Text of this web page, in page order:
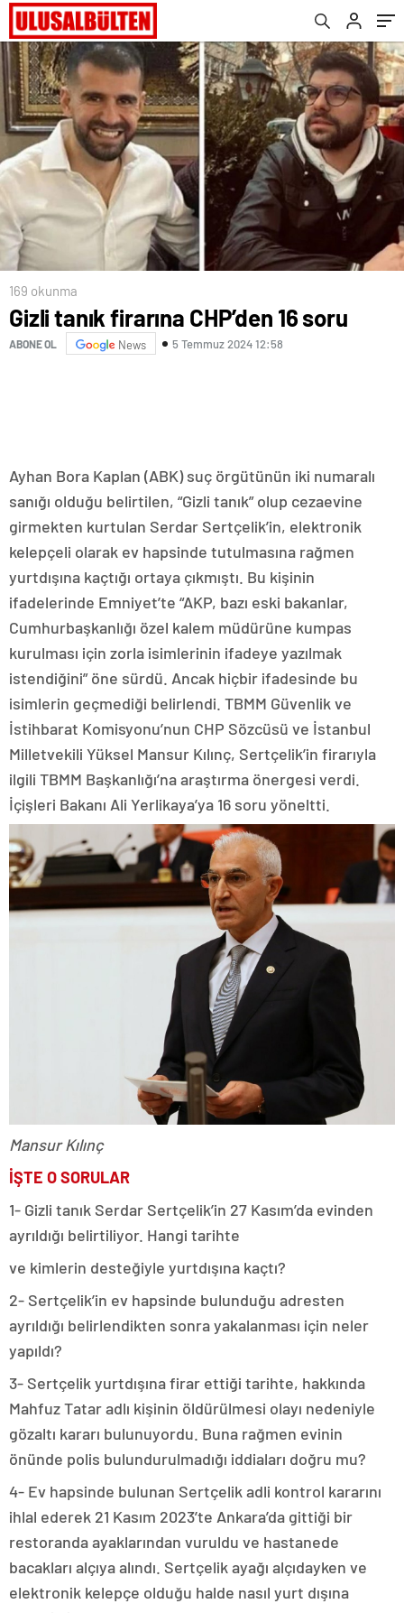
169 okunma
Gizli tanık firarına CHP’den 16 soru
ABONE OL News 5 Temmuz 2024 12:58
Ayhan Bora Kaplan (ABK) suç örgütünün iki numaralı
sanığı olduğu belirtilen, “Gizli tanık” olup cezaevine
girmekten kurtulan Serdar Sertçelik’in, elektronik
kelepçeli olarak ev hapsinde tutulmasına rağmen
yurtdışına kaçtığı ortaya çıkmıştı. Bu kişinin
ifadelerinde Emniyet’te “AKP, bazı eski bakanlar,
Cumhurbaşkanlığı özel kalem müdürüne kumpas
kurulması için zorla isimlerinin ifadeye yazılmak
istendiğini” öne sürdü. Ancak hiçbir ifadesinde bu
isimlerin geçmediği belirlendi. TBMM Güvenlik ve
İstihbarat Komisyonu’nun CHP Sözcüsü ve İstanbul
Milletvekili Yüksel Mansur Kılınç, Sertçelik’in firarıyla
ilgili TBMM Başkanlığı’na araştırma önergesi verdi.
İçişleri Bakanı Ali Yerlikaya’ya 16 soru yöneltti.
Mansur Kılınç
İŞTE O SORULAR
1- Gizli tanık Serdar Sertçelik’in 27 Kasım’da evinden
ayrıldığı belirtiliyor. Hangi tarihte
ve kimlerin desteğiyle yurtdışına kaçtı?
2- Sertçelik’in ev hapsinde bulunduğu adresten
ayrıldığı belirlendikten sonra yakalanması için neler
yapıldı?
3- Sertçelik yurtdışına firar ettiği tarihte, hakkında
Mahfuz Tatar adlı kişinin öldürülmesi olayı nedeniyle
gözaltı kararı bulunuyordu. Buna rağmen evinin
önünde polis bulundurulmadığı iddiaları doğru mu?
4- Ev hapsinde bulunan Sertçelik adli kontrol kararını
ihlal ederek 21 Kasım 2023’te Ankara’da gittiği bir
restoranda ayaklarından vuruldu ve hastanede
bacakları alçıya alındı. Sertçelik ayağı alçıdayken ve
elektronik kelepçe olduğu halde nasıl yurt dışına